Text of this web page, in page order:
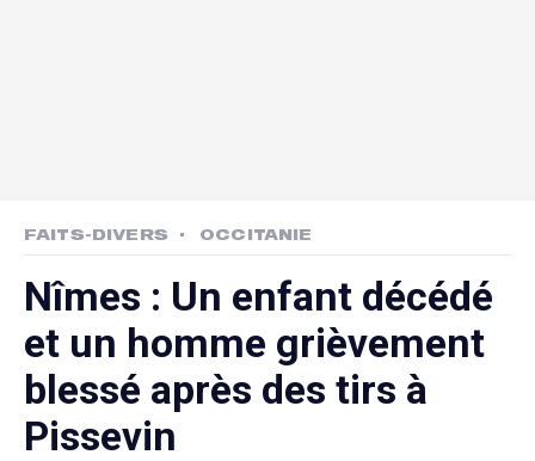
FAITS-DIVERS OCCITANIE
Nîmes : Un enfant décédé
et un homme grièvement
blessé après des tirs à
Pissevin